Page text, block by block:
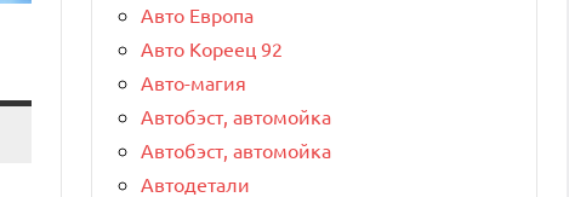
Авто Европа
Авто Кореец 92
Авто-магия
Автобэст, автомойка
Автобэст, автомойка
Автодетали